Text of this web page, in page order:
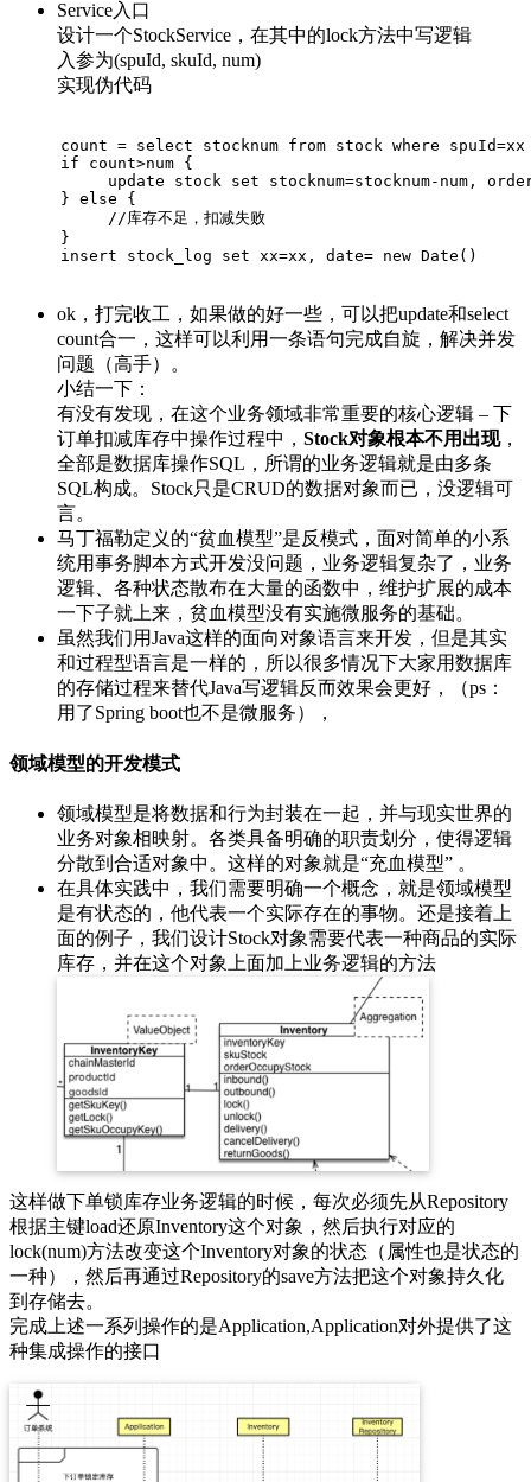
Service入口
设计一个StockService，在其中的lock方法中写逻辑
入参为(spuId, skuId, num)
实现伪代码
count = select stocknum from stock where spuId=xx
if count>num {
update stock set stocknum=stocknum-num,
} else {
//库存不足，扣减失败
}
insert stock_log set xx=xx, date= new Date()
ok，打完收工，如果做的好一些，可以把update和select
count合一，这样可以利用一条语句完成自旋，解决并发
问题（高手）。
小结一下：
有没有发现，在这个业务领域非常重要的核心逻辑 – 下
订单扣减库存中操作过程中， Stock对象根本不用出现，
全部是数据库操作SQL，所谓的业务逻辑就是由多条
SQL构成。Stock只是CRUD的数据对象而已，没逻辑可
言。
马丁福勒定义的“贫血模型”是反模式，面对简单的小系
统用事务脚本方式开发没问题，业务逻辑复杂了，业务
逻辑、各种状态散布在大量的函数中，维护扩展的成本
一下子就上来，贫血模型没有实施微服务的基础。
虽然我们用Java这样的面向对象语言来开发，但是其实
和过程型语言是一样的，所以很多情况下大家用数据库
的存储过程来替代Java写逻辑反而效果会更好，（ps：
用了Spring boot也不是微服务），
领域模型的开发模式
领域模型是将数据和行为封装在一起，并与现实世界的
业务对象相映射。各类具备明确的职责划分，使得逻辑
分散到合适对象中。这样的对象就是“充血模型” 。
在具体实践中，我们需要明确一个概念，就是领域模型
是有状态的，他代表一个实际存在的事物。还是接着上
面的例子，我们设计Stock对象需要代表一种商品的实际
库存，并在这个对象上面加上业务逻辑的方法
这样做下单锁库存业务逻辑的时候，每次必须先从Repository
根据主键load还原Inventory这个对象，然后执行对应的
lock(num)方法改变这个Inventory对象的状态（属性也是状态的
一种），然后再通过Repository的save方法把这个对象持久化
到存储去。
完成上述一系列操作的是Application,Application对外提供了这
种集成操作的接口